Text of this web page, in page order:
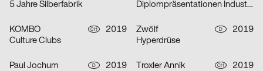
5 Jahre Silberfabrik
Diplompräsentationen Industriedesign
KOMBO CH
2019
Culture Clubs
Zwölf D
2019
Hyperdrüse
Paul Jochum D
2019
Troxler Annik CH
2019